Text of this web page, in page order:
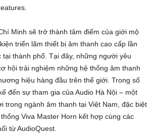
Minh sẽ trở thành tâm điểm của giới mộ
triển lãm thiết bị âm thanh cao cấp lần
thành phố. Tại đây, những người yêu
hội trải nghiệm những hệ thống âm thanh
hiệu hàng đầu trên thế giới. Trong số
đến sự tham gia của Audio Hà Nội – một
trong ngành âm thanh tại Việt Nam, đặc biệt
Viva Master Horn kết hợp cùng các
từ AudioQuest.